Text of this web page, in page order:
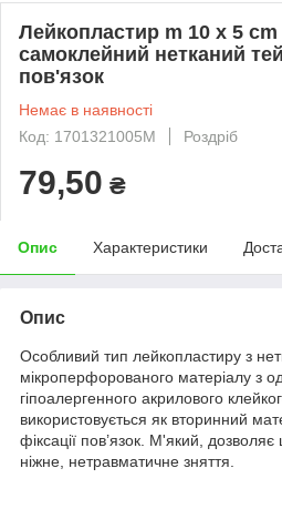
Лейкопластир m 10 x 5
самоклейний нетканий
пов'язок
Немає в наявності
Код: 1701321005M
Роздріб
79,50 ₴
Опис Характеристики
Опис
Особливий тип лейкопластиру з
мікроперфорованого матеріалу з
гіпоалергенного акрилового
використовується як вторинний
фіксації пов’язок. М'який, дозволяє
ніжне, нетравматичне зняття.